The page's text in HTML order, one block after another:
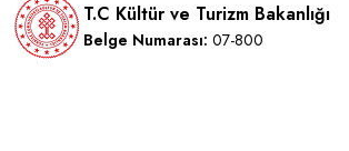
T.C Kültür ve Turizm Bakanlığı
Belge Numarası: 07-800